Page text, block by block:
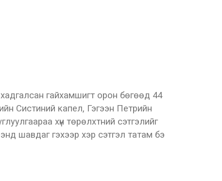
гайхамшигт орон бөгөөд 44
Систиний капел, Гэгээн Петрийн
хүн төрөлхтний сэтгэлийг
шавдаг гэхээр хэр сэтгэл татам бэ